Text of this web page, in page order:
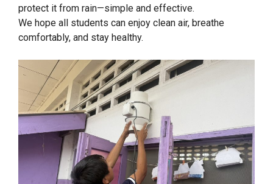
protect it from rain—simple and effective.
We hope all students can enjoy clean air, breathe
comfortably, and stay healthy.